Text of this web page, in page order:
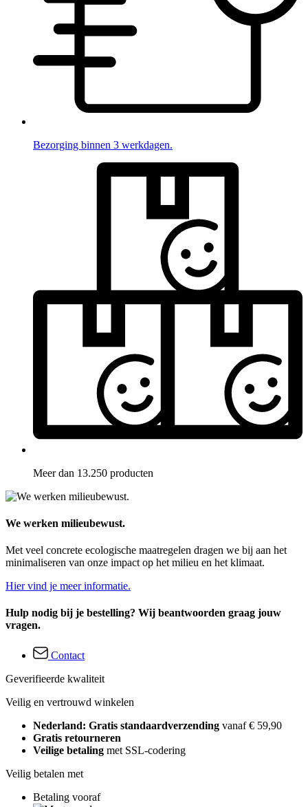
Bezorging binnen 3 werkdagen.
Meer dan 13.250 producten
We werken milieubewust.
Met veel concrete ecologische maatregelen dragen we bij aan het
minimaliseren van onze impact op het milieu en het klimaat.
Hier vind je meer informatie.
Hulp nodig bij je bestelling? Wij beantwoorden graag jouw
vragen.
Contact
Geverifieerde kwaliteit
Veilig en vertrouwd winkelen
Nederland: Gratis standaardverzending vanaf € 59,90
Gratis retourneren
Veilige betaling met SSL-codering
Veilig betalen met
Betaling vooraf